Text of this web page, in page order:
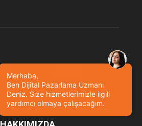
Merhaba,
Ben Dijital Pazarlama Uzmanı
Deniz. Size hizmetlerimizle ilgili
yardımcı olmaya çalışacağım.